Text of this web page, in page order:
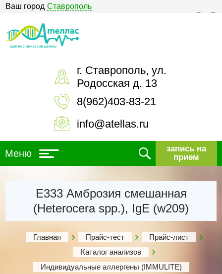
Ваш город Ставрополь
г. Ставрополь, ул.
Родосская д. 13
8(962)403-83-21
info@atellas.ru
Меню
запись на
прием
Е333 Амброзия смешанная
(Heterocera spp.), IgE (w209)
Главная Прайс-тест
Прайс-лист
Каталог анализов
Индивидуальные аллергены (IMMULITE)